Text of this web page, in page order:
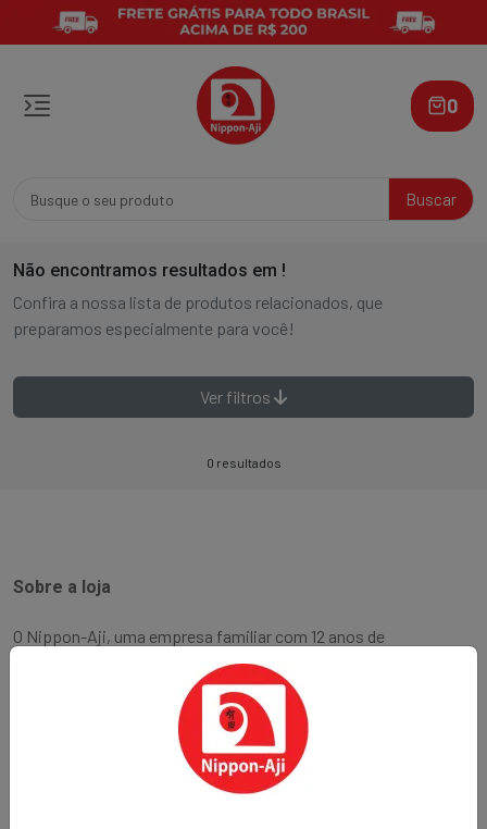
Buscar
0
Não encontramos resultados em !
Confira a nossa lista de produtos relacionados, que
preparamos especialmente para você!
Ver filtros
0 resultados
Sobre a loja
O Nippon-Aji, uma empresa familiar com 12 anos de
experiência, é especializada em produtos orientais e naturais.
Fundada no bairro Bigorrilho em Curitiba, temos o
compromisso de oferecer aos nossos clientes qualidade,
preços justos e um atendimento excepcional. Descubra a
autenticidade e a tradição em cada produto!